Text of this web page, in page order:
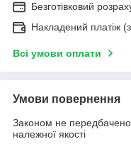
Безготівковий
Накладений платіж
Всі умови оплати
Умови повернення
Законом не
належної якості